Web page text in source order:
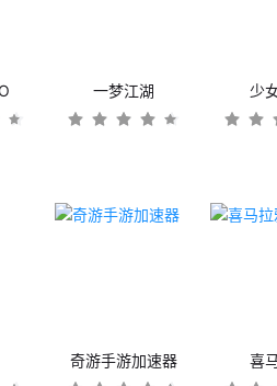
一梦江湖 少
奇游手游加速器 喜